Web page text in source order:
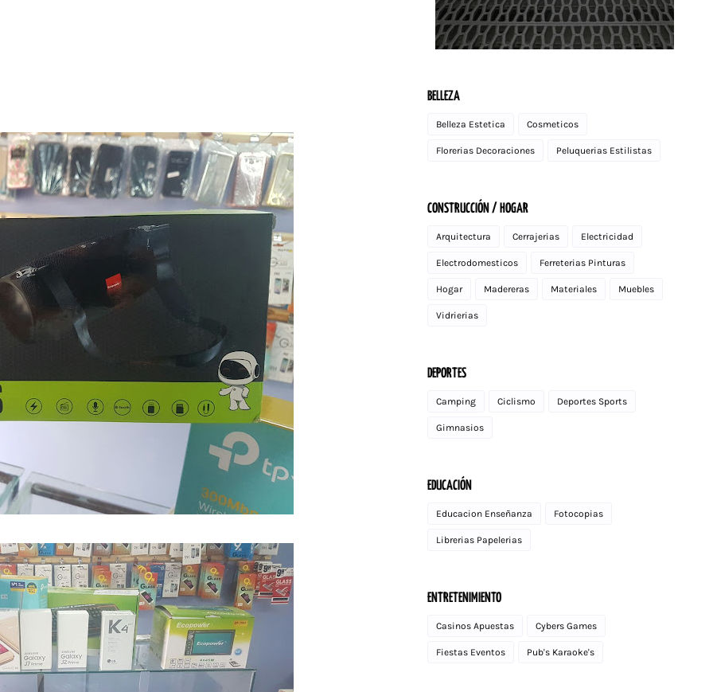
BELLEZA
Belleza Estetica Cosmeticos
Florerias Decoraciones Peluquerias Estilistas
CONSTRUCCIÓN / HOGAR
Arquitectura Cerrajerias Electricidad
Electrodomesticos Ferreterias Pinturas
Hogar Madereras Materiales Muebles
Vidrierias
DEPORTES
Camping Ciclismo Deportes Sports
Gimnasios
EDUCACIÓN
Educacion Enseñanza Fotocopias
Librerias Papelerias
ENTRETENIMIENTO
Casinos Apuestas Cybers Games
Fiestas Eventos Pub's Karaoke's